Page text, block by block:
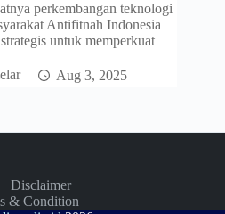
perkembangan teknologi
Antifitnah Indonesia
untuk memperkuat
Aug 3, 2025
Disclaimer
& Condition